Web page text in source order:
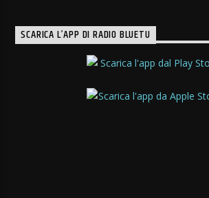
SCARICA L’APP DI RADIO BLUETU